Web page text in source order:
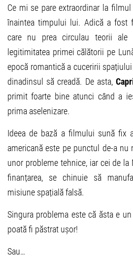
Ce mi se pare extraordinar la
înaintea timpului lui. Adică a fost
care nu prea circulau teorii ale
legitimitatea primei călătorii pe
epocă romantică a cuceririi
dinadinsul să creadă. De asta,
primit foarte bine atunci când a
prima aselenizare.
Ideea de bază a filmului sună fix
americană este pe punctul de-a nu
unor probleme tehnice, iar cei de la
finanțarea, se chinuie să
misiune spațială falsă.
Singura problema este că ăsta e
poată fi păstrat ușor!
Sau…